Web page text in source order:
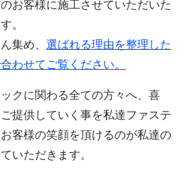
お客様に施工させていただいた
。
集め、 選ばれる理由を整理した
わせてご覧ください。
クに関わる全ての方々へ、喜
提供していく事を私達ファステ
客様の笑顔を頂けるのが私達の
いただきます。